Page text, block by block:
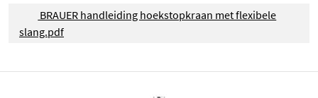
BRAUER handleiding hoekstopkraan met flexibele
slang.pdf